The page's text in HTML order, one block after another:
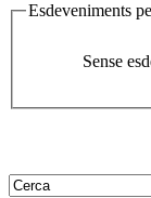
Esdeveniments
Sense